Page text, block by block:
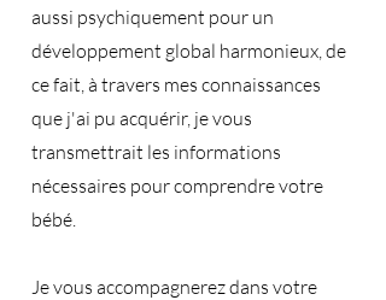
aussi psychiquement pour un
développement global harmonieux, de
ce fait, à travers mes connaissances
que j'ai pu acquérir, je vous
transmettrait les informations
nécessaires pour comprendre votre
bébé.
Je vous accompagnerez dans votre